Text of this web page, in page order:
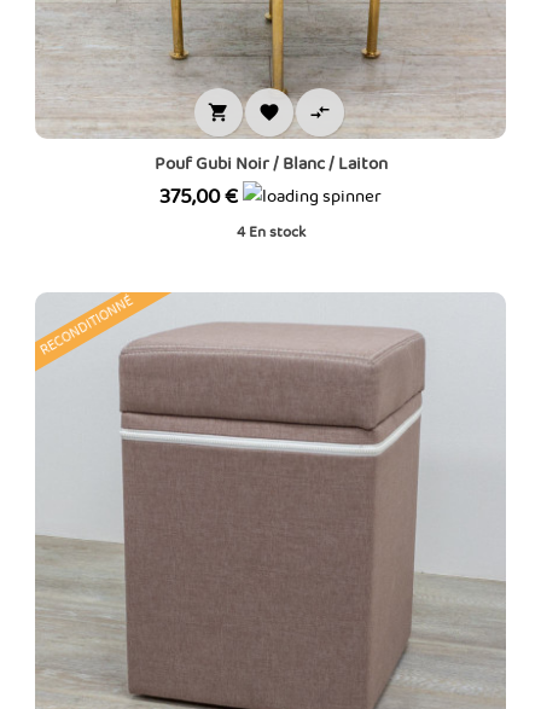
  
Pouf Gubi Noir / Blanc / Laiton
Prix
375,00 €
4En stock
RECONDITIONNÉ